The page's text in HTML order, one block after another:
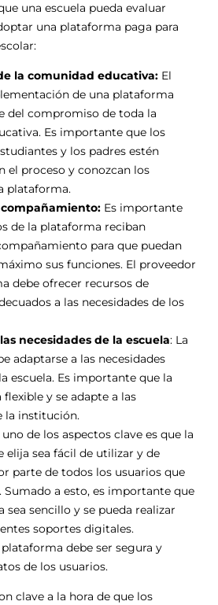
una escuela pueda evaluar
una plataforma paga para
la comunidad educativa: El
de una plataforma
del compromiso de toda la
Es importante que los
y los padres estén
el proceso y conozcan los
plataforma.
Es importante
de la plataforma reciban
para que puedan
sus funciones. El proveedor
debe ofrecer recursos de
a las necesidades de los
necesidades de la escuela: La
adaptarse a las necesidades
escuela. Es importante que la
y se adapte a las
la institución.
uno de los aspectos clave es que la
elija sea fácil de utilizar y de
parte de todos los usuarios que
Sumado a esto, es importante que
sea sencillo y se pueda realizar
soportes digitales.
plataforma debe ser segura y
de los usuarios.
clave a la hora de que los